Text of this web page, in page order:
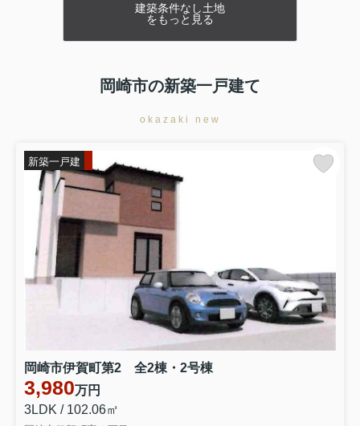
蒲郡市形原町石橋 全2棟・2号棟
蒲郡市竹谷町井瀬木 全3棟・2号棟
西尾第77巨海町 全4棟・2号棟
2380万円
物件詳細へ
西尾市亀沢町第2 全2棟・1号棟
3477万円
物件詳細へ
西尾市亀沢町第2 全2棟・2号棟
西尾市巨海町北浜田第2 全4棟・3号棟
2277万円
物件詳細へ
建築条件なし土地
をもっと見る
岡崎市の新築一戸建て
okazaki new
新築一戸建
岡崎市伊賀町第2 全2棟・2号棟
3,980万円
3LDK / 102.06㎡